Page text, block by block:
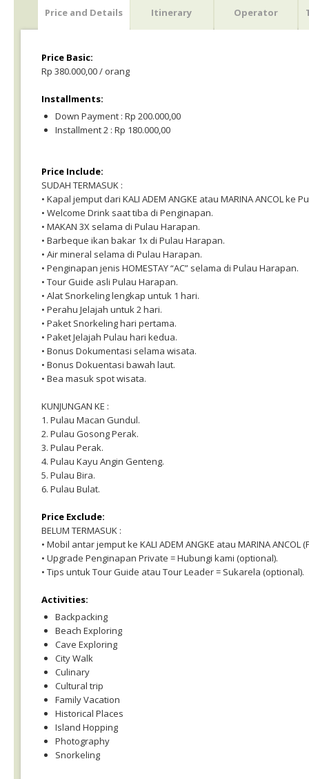
Price and Details Itinerary Operator
Price Basic:
Rp 380.000,00 / orang
Installments:
Down Payment : Rp 200.000,00
Installment 2 : Rp 180.000,00
Price Include:
SUDAH TERMASUK :
• Kapal jemput dari KALI ADEM ANGKE atau MARINA ANCOL ke
• Welcome Drink saat tiba di Penginapan.
• MAKAN 3X selama di Pulau Harapan.
• Barbeque ikan bakar 1x di Pulau Harapan.
• Air mineral selama di Pulau Harapan.
• Penginapan jenis HOMESTAY “AC” selama di Pulau Harapan.
• Tour Guide asli Pulau Harapan.
• Alat Snorkeling lengkap untuk 1 hari.
• Perahu Jelajah untuk 2 hari.
• Paket Snorkeling hari pertama.
• Paket Jelajah Pulau hari kedua.
• Bonus Dokumentasi selama wisata.
• Bonus Dokuentasi bawah laut.
• Bea masuk spot wisata.
KUNJUNGAN KE :
1. Pulau Macan Gundul.
2. Pulau Gosong Perak.
3. Pulau Perak.
4. Pulau Kayu Angin Genteng.
5. Pulau Bira.
6. Pulau Bulat.
Price Exclude:
BELUM TERMASUK :
• Mobil antar jemput ke KALI ADEM ANGKE atau MARINA ANCOL
• Upgrade Penginapan Private = Hubungi kami (optional).
• Tips untuk Tour Guide atau Tour Leader = Sukarela (optional).
Activities:
Backpacking
Beach Exploring
Cave Exploring
City Walk
Culinary
Cultural trip
Family Vacation
Historical Places
Island Hopping
Photography
Snorkeling